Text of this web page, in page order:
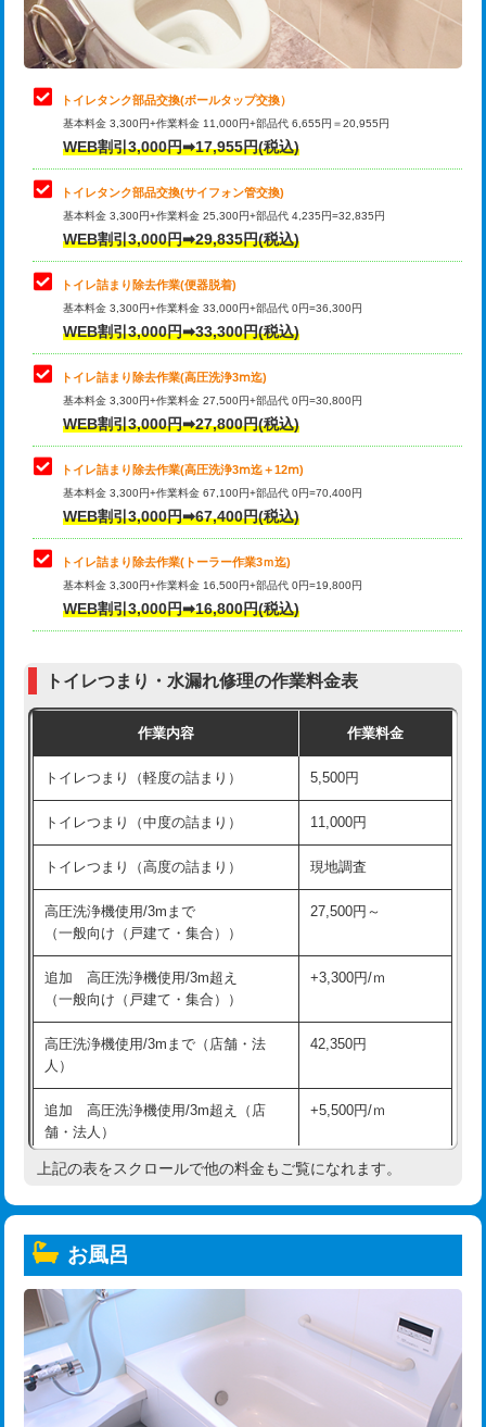
トイレタンク部品交換(ボールタップ交換）
基本料金 3,300円+作業料金 11,000円+部品代 6,655円＝20,955円
WEB割引3,000円➡17,955円(税込)
トイレタンク部品交換(サイフォン管交換)
基本料金 3,300円+作業料金 25,300円+部品代 4,235円=32,835円
WEB割引3,000円➡29,835円(税込)
トイレ詰まり除去作業(便器脱着)
基本料金 3,300円+作業料金 33,000円+部品代 0円=36,300円
WEB割引3,000円➡33,300円(税込)
トイレ詰まり除去作業(高圧洗浄3ⅿ迄)
基本料金 3,300円+作業料金 27,500円+部品代 0円=30,800円
WEB割引3,000円➡27,800円(税込)
トイレ詰まり除去作業(高圧洗浄3ⅿ迄＋12ⅿ)
基本料金 3,300円+作業料金 67,100円+部品代 0円=70,400円
WEB割引3,000円➡67,400円(税込)
トイレ詰まり除去作業(トーラー作業3ｍ迄)
基本料金 3,300円+作業料金 16,500円+部品代 0円=19,800円
WEB割引3,000円➡16,800円(税込)
トイレつまり・水漏れ修理の作業料金表
作業内容 作業料金
トイレつまり（軽度の詰まり） 5,500円
トイレつまり（中度の詰まり） 11,000円
トイレつまり（高度の詰まり） 現地調査
高圧洗浄機使用/3mまで
（一般向け（戸建て・集合））
27,500円～
追加 高圧洗浄機使用/3m超え
（一般向け（戸建て・集合））
+3,300円/ｍ
高圧洗浄機使用/3mまで（店舗・法
人）
42,350円
追加 高圧洗浄機使用/3m超え（店
舗・法人）
+5,500円/ｍ
高度高圧洗浄換 現地調査
トーラー機使用/3mまで
追加トーラー機使用/3m超え
カメラ調査 33,000円
桝清掃 8,800円
上記の表をスクロールで他の料金もご覧になれます。
お風呂